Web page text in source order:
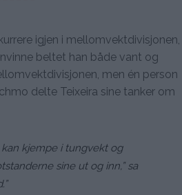
igjen i mellomvektdivisjonen,
beltet han både vant og
men én person
delte Teixeira sine tanker om
kjempe i tungvekt og
sine ut og inn,” sa